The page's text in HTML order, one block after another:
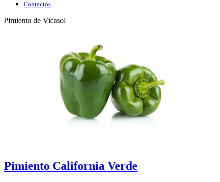
Contactos
Pimiento de Vicasol
Pimiento California Verde